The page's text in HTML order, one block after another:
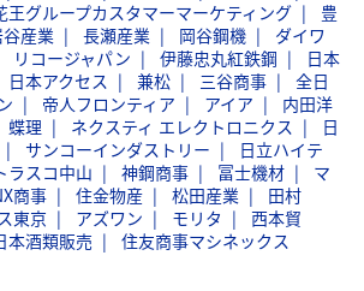
王グループカスタマーマーケティング
豊
産業 長瀬産業 岡谷鋼機
ダイワ
リコージャパン 伊藤忠丸紅鉄鋼
日本
日本アクセス 兼松 三谷商事
全日
帝人フロンティア アイア
内田洋
蝶理 ネクスティ エレクトロニクス
日
サンコーインダストリー
日立ハイテ
ラスコ中山 神鋼商事 冨士機材
マ
商事 住金物産 松田産業
田村
東京 アズワン モリタ
西本貿
本酒類販売 住友商事マシネックス